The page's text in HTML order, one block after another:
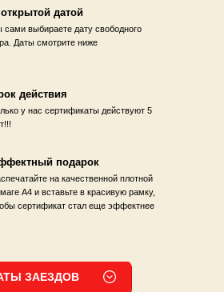
ЗАЕЗДОВ
датой
сами выбираете дату свободного
Даты смотрите ниже
действия
у нас сертификаты действуют 5
подарок
на качественной плотной
А4 и вставьте в красивую рамку,
сертификат стал еще эффектнее